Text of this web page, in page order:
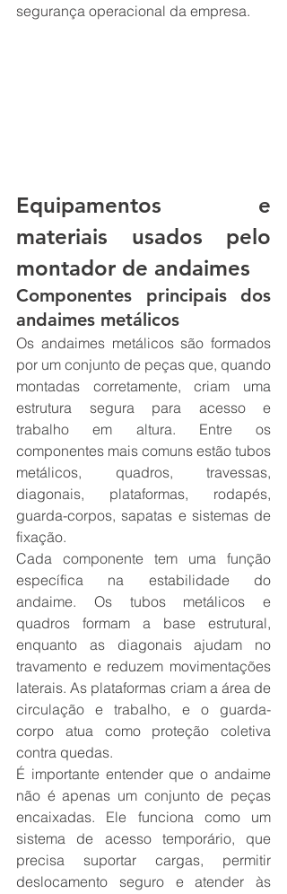
segurança operacional da empresa.
Equipamentos e
materiais usados pelo
montador de andaimes
Componentes principais dos
andaimes metálicos
Os andaimes metálicos são formados
por um conjunto de peças que, quando
montadas corretamente, criam uma
estrutura segura para acesso e
trabalho em altura. Entre os
componentes mais comuns estão tubos
metálicos, quadros, travessas,
diagonais, plataformas, rodapés,
guarda-corpos, sapatas e sistemas de
fixação.
Cada componente tem uma função
específica na estabilidade do
andaime. Os tubos metálicos e
quadros formam a base estrutural,
enquanto as diagonais ajudam no
travamento e reduzem movimentações
laterais. As plataformas criam a área de
circulação e trabalho, e o guarda-
corpo atua como proteção coletiva
contra quedas.
É importante entender que o andaime
não é apenas um conjunto de peças
encaixadas. Ele funciona como um
sistema de acesso temporário, que
precisa suportar cargas, permitir
deslocamento seguro e atender às